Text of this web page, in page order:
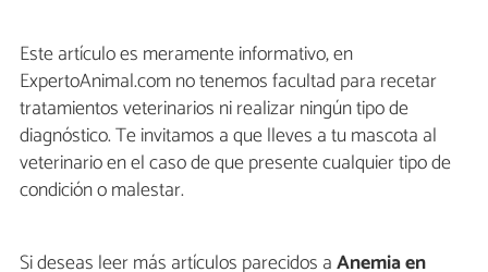
Este artículo es meramente informativo, en
ExpertoAnimal.com no tenemos facultad para recetar
tratamientos veterinarios ni realizar ningún tipo de
diagnóstico. Te invitamos a que lleves a tu mascota al
veterinario en el caso de que presente cualquier tipo de
condición o malestar.
Si deseas leer más artículos parecidos aAnemia en